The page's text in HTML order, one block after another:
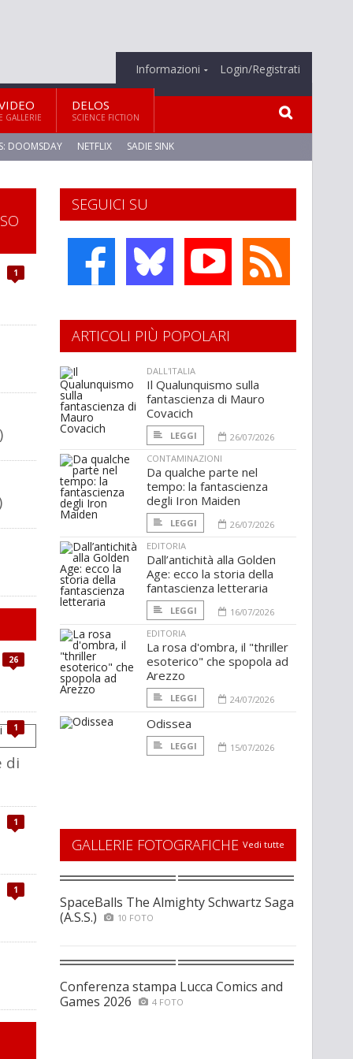
Informazioni Login/Registrati
E GALLERIE
DELOS
SCIENCE FICTION
DOOMSDAY NETFLIX SADIE SINK
SEGUICI SU
1
26
1
di
1
1
ARTICOLI PIÙ POPOLARI
DALL'ITALIA
Il Qualunquismo sulla
fantascienza di Mauro
Covacich
LEGGI
26/07/2026
CONTAMINAZIONI
Da qualche parte nel
tempo: la fantascienza
degli Iron Maiden
LEGGI
26/07/2026
EDITORIA
Dall’antichità alla Golden
Age: ecco la storia della
fantascienza letteraria
LEGGI
16/07/2026
EDITORIA
La rosa d'ombra, il "thriller
esoterico" che spopola ad
Arezzo
LEGGI 24/07/2026
Odissea
LEGGI 15/07/2026
GALLERIE FOTOGRAFICHE Vedi tutte
SpaceBalls The Almighty Schwartz Saga
(A.S.S.)
10 FOTO
Conferenza stampa Lucca Comics and
Games 2026
4 FOTO